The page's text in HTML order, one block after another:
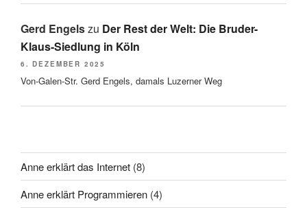
Gerd Engelszu Der Rest der Welt: Die Bruder-
Klaus-Siedlung in Köln
6. DEZEMBER 2025
Von-Galen-Str. Gerd Engels, damals Luzerner Weg
Anne erklärt das Internet (8)
Anne erklärt Programmieren (4)